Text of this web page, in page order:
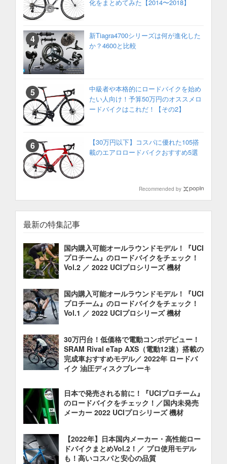
化をまとめてみた【2014〜2018】
新Tiagra4700シリーズは何が進化した
か？4600と比較
中級者や本格的にロードバイクを始め
たい人向け！予算50万円のオススメロ
ードバイクはこれだ！【その2】
【30万円以下】コスパに優れた105搭
載のエアロロードバイクおすすめ5選
Recommended by
最新の特集記事
国内購入可能オールラウンドモデル！『UCI
プロチーム』のロードバイクをチェック！
Vol.2 ／ 2022 UCIプロシリーズ 機材
国内購入可能オールラウンドモデル！『UCI
プロチーム』のロードバイクをチェック！
Vol.1 ／ 2022 UCIプロシリーズ 機材
30万円台！低価格で電動コンポデビュー！
SRAM Rival eTap AXS（電動12速）搭載の
完成車おすすめモデル／ 2022年 ロードバ
イク 油圧ディスクブレーキ
日本で発売される前に！『UCIプロチーム』
のロードバイクをチェック！／国内未発売
メーカー 2022 UCIプロシリーズ 機材
【2022年】日本国内メーカー・高性能ロー
ドバイクまとめVol.2！／ プロ使用モデル
も！高いコスパと安心の品質